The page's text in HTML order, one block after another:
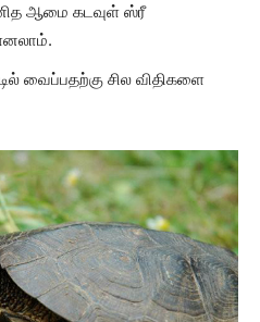
ஆமை கடவுள் ஸ்ரீ
வைப்பதற்கு சில விதிகளை